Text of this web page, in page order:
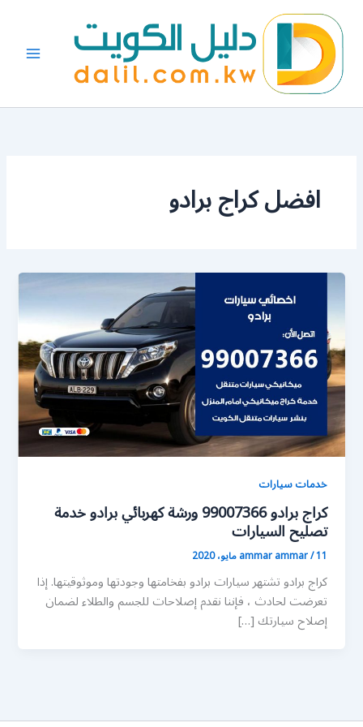
المحتوى
افضل كراج برادو
خدمات سيارات
كراج برادو 99007366 ورشة كهربائي برادو خدمة
تصليح السيارات
ammar ammar/11 مايو، 2020
كراج برادو تشتهر سيارات برادو بفخامتها وجودتها وموثوقيتها. إذا
تعرضت لحادث ، فإننا نقدم إصلاحات للجسم والطلاء لضمان
إصلاح سيارتك […]